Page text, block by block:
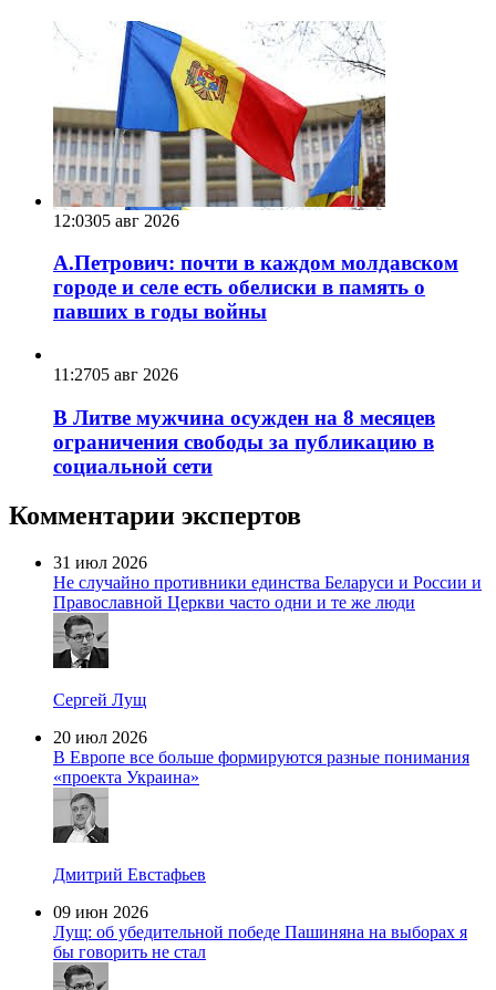
12:0305 авг 2026
А.Петрович: почти в каждом молдавском
городе и селе есть обелиски в память о
павших в годы войны
11:2705 авг 2026
В Литве мужчина осужден на 8 месяцев
ограничения свободы за публикацию в
социальной сети
Комментарии экспертов
31 июл 2026
Не случайно противники единства Беларуси и России и
Православной Церкви часто одни и те же люди
Сергей Лущ
20 июл 2026
В Европе все больше формируются разные понимания
«проекта Украина»
Дмитрий Евстафьев
09 июн 2026
Лущ: об убедительной победе Пашиняна на выборах я
бы говорить не стал